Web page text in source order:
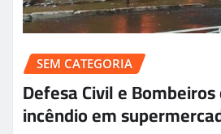
SEM CATEGORIA
Defesa Civil e
incêndio em